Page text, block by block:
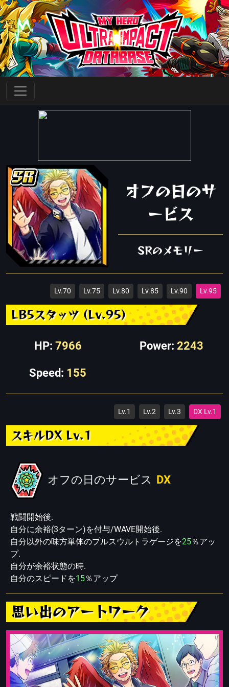
オフの日のサ
ービス
SRのメモリー
Lv.70 Lv.75 Lv.80 Lv.85 Lv.90 Lv.95
LB5スタッツ (Lv.95)
HP: 7966 Power: 2243
Speed: 155
Lv.1 Lv.2 Lv.3 DX Lv.1
スキルDX Lv.1
オフの日のサービス DX
戦闘開始後.
自分に余裕(3ターン)を付与/WAVE開始後.
自分以外の味方単体のプルスウルトラゲージを25％アッ
プ.
自分が余裕状態の時.
自分のスピードを15％アップ
思い出のアートワーク